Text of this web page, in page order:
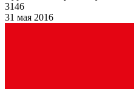
3146
31 мая 2016